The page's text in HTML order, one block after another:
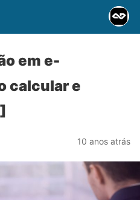
em e-
calcular e
10 anos atrás